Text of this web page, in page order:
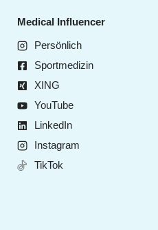
Medical Influencer
Persönlich
Sportmedizin
XING
YouTube
LinkedIn
Instagram
TikTok